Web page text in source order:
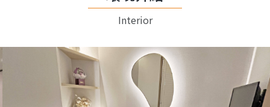
Interior